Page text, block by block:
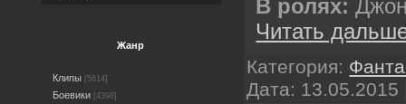
Жанр
Клипы [5614]
Боевики [4398]
В ролях:
Читать
Категория:
Дата: 13.05.2015